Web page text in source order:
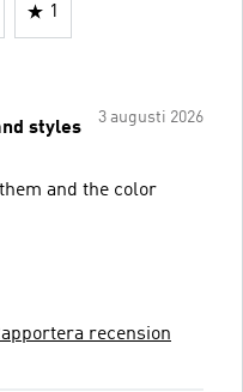
1
3 augusti 2026
styles
and the color
recension